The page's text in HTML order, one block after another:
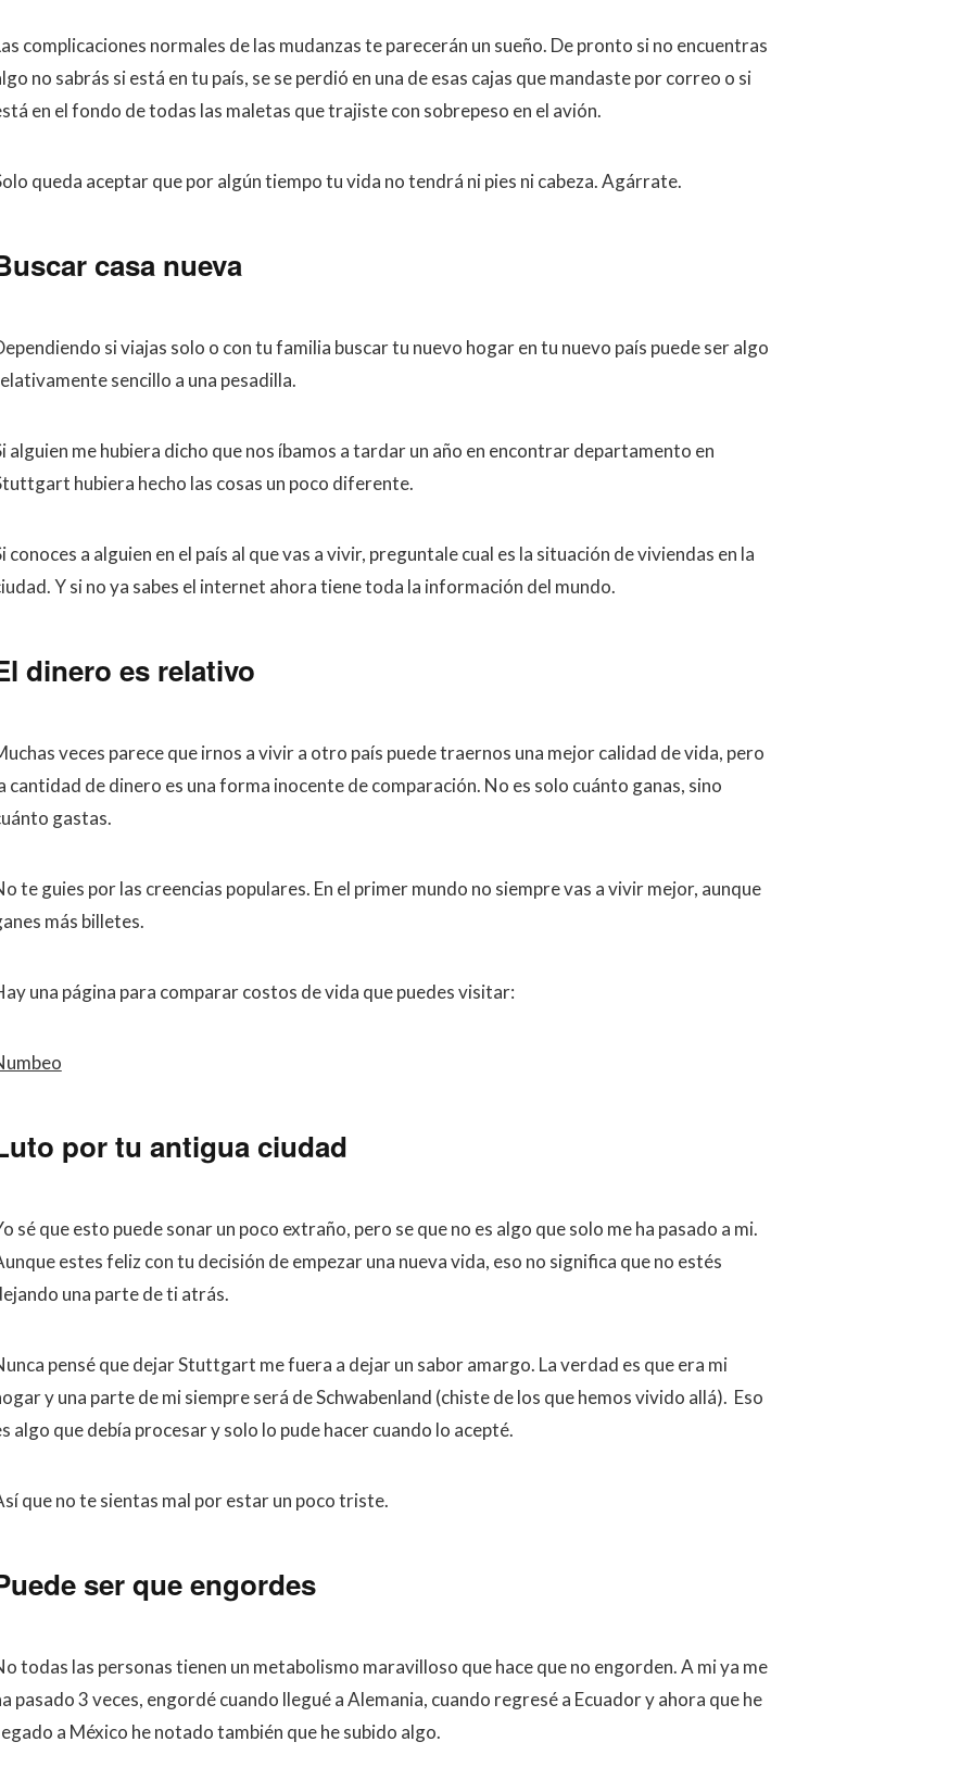
complicaciones normales de las mudanzas te parecerán un sueño. De pronto si no encuentras
no sabrás si está en tu país, se se perdió en una de esas cajas que mandaste por correo o si
en el fondo de todas las maletas que trajiste con sobrepeso en el avión.
queda aceptar que por algún tiempo tu vida no tendrá ni pies ni cabeza. Agárrate.
casa nueva
si viajas solo o con tu familia buscar tu nuevo hogar en tu nuevo país puede ser algo
sencillo a una pesadilla.
alguien me hubiera dicho que nos íbamos a tardar un año en encontrar departamento en
hubiera hecho las cosas un poco diferente.
conoces a alguien en el país al que vas a vivir, preguntale cual es la situación de viviendas en la
Y si no ya sabes el internet ahora tiene toda la información del mundo.
dinero es relativo
veces parece que irnos a vivir a otro país puede traernos una mejor calidad de vida, pero
cantidad de dinero es una forma inocente de comparación. No es solo cuánto ganas, sino
gastas.
te guies por las creencias populares. En el primer mundo no siempre vas a vivir mejor, aunque
más billetes.
una página para comparar costos de vida que puedes visitar:
por tu antigua ciudad
sé que esto puede sonar un poco extraño, pero se que no es algo que solo me ha pasado a mi.
estes feliz con tu decisión de empezar una nueva vida, eso no significa que no estés
una parte de ti atrás.
pensé que dejar Stuttgart me fuera a dejar un sabor amargo. La verdad es que era mi
y una parte de mi siempre será de Schwabenland (chiste de los que hemos vivido allá). Eso
algo que debía procesar y solo lo pude hacer cuando lo acepté.
que no te sientas mal por estar un poco triste.
ser que engordes
todas las personas tienen un metabolismo maravilloso que hace que no engorden. A mi ya me
pasado 3 veces, engordé cuando llegué a Alemania, cuando regresé a Ecuador y ahora que he
a México he notado también que he subido algo.